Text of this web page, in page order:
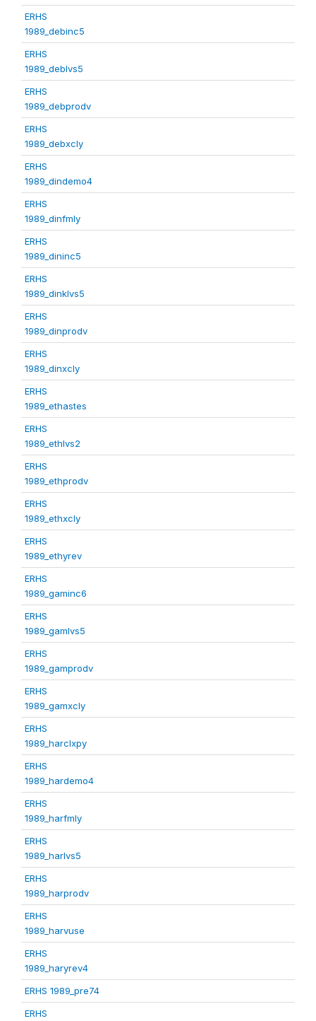
ERHS
1989_debinc5
ERHS
1989_deblvs5
ERHS
1989_debprodv
ERHS
1989_debxcly
ERHS
1989_dindemo4
ERHS
1989_dinfmly
ERHS
1989_dininc5
ERHS
1989_dinklvs5
ERHS
1989_dinprodv
ERHS
1989_dinxcly
ERHS
1989_ethastes
ERHS
1989_ethlvs2
ERHS
1989_ethprodv
ERHS
1989_ethxcly
ERHS
1989_ethyrev
ERHS
1989_gaminc6
ERHS
1989_gamlvs5
ERHS
1989_gamprodv
ERHS
1989_gamxcly
ERHS
1989_harclxpy
ERHS
1989_hardemo4
ERHS
1989_harfmly
ERHS
1989_harlvs5
ERHS
1989_harprodv
ERHS
1989_harvuse
ERHS
1989_haryrev4
ERHS 1989_pre74
ERHS